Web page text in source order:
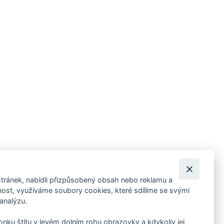
pozvánky na kulturní a sportovní akce?
nabídli přizpůsobený obsah nebo reklamu a
využíváme soubory cookies, které sdílíme se svými
štítu v levém dolním rohu obrazovky a kdykoliv jej